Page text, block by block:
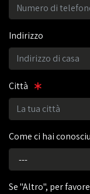
Indirizzo
Città
Come ci hai
Se "Altro", per